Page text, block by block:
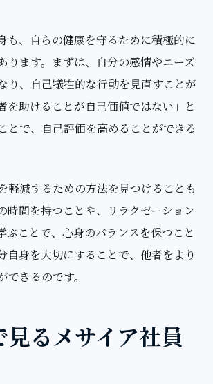
も、自らの健康を守るために積極的に
ります。まずは、自分の感情やニーズ
り、自己犠牲的な行動を見直すことが
を助けることが自己価値ではない」と
とで、自己評価を高めることができる
軽減するための方法を見つけることも
時間を持つことや、リラクゼーション
ぶことで、心身のバランスを保つこと
自身を大切にすることで、他者をより
できるのです。
見るメサイア社員